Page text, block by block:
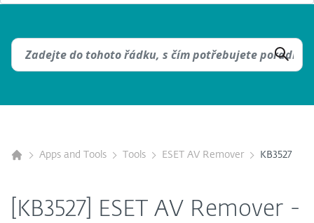
Apps and Tools Tools ESET AV Remover KB3527
[KB3527] ESET AV Remover -